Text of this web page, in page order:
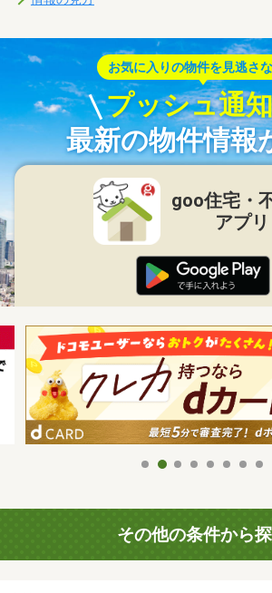
お気に入りの物件を見逃さな
プッシュ通
最新の物件情報
goo住宅・
アプリ
その他の条件から